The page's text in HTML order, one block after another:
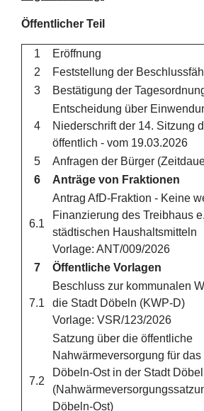
Öffentlicher Teil
1
Eröffnung
2
Feststellung der
3
Bestätigung der
4
Entscheidung über
Niederschrift der 14. Sitzung
öffentlich - vom 19.03.2026
5
Anfragen der Bürger
6
Anträge von Fraktionen
6.1
Antrag AfD-Fraktion - Keine
Finanzierung des Treibhaus
städtischen Haushaltsmitteln
Vorlage: ANT/009/2026
7
Öffentliche Vorlagen
7.1
Beschluss zur kommunalen
die Stadt Döbeln (KWP-D)
Vorlage: VSR/123/2026
7.2
Satzung über die öffentliche
Nahwärmeversorgung für
Döbeln-Ost in der Stadt
Döbeln-Ost)